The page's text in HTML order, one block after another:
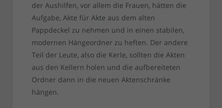
der Aushilfen, vor allem die Frauen, hätten die
Aufgabe, Akte für Akte aus dem alten
Pappdeckel zu nehmen und in einen stabilen,
modernen Hängeordner zu heften. Der andere
Teil der Leute, also die Kerle, sollten die Akten
aus den Kellern holen und die aufbereiteten
Ordner dann in die neuen Aktenschränke
hängen.